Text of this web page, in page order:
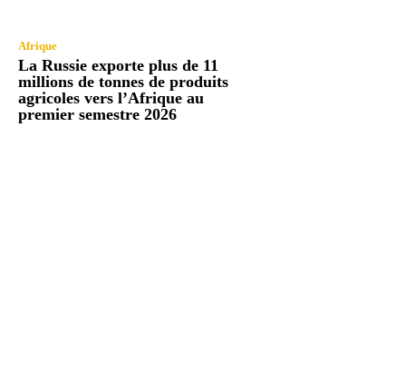
Afrique
La Russie exporte plus de 11
millions de tonnes de produits
agricoles vers l’Afrique au
premier semestre 2026